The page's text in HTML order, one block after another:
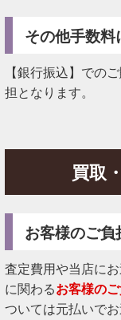
その他手数料
【銀行振込】での
担となります。
買取
お客様のご
査定費用や当店に
に関わるお客様の
ついては元払いで